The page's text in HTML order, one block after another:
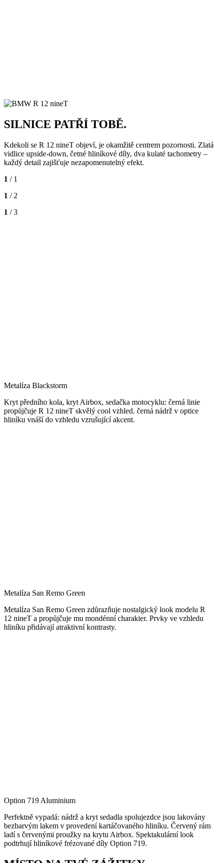
SILNICE PATŘÍ TOBĚ.
Kdekoli se R 12 nineT objeví, je okamžitě centrem pozornosti. Zlatá
vidlice upside-down, četné hliníkové díly, dva kulaté tachometry –
každý detail zajišťuje nezapomenutelný efekt.
1 / 1
1 / 2
1 / 3
Metalíza Blackstorm
Kryt předního kola, kryt Airbox, sedačka motocyklu: černá linie
propůjčuje R 12 nineT skvělý cool vzhled. černá nádrž v optice
hliníku vnáší do vzhledu vzrušující akcent.
Metalíza San Remo Green
Metalíza San Remo Green zdůrazňuje nostalgický look modelu R
12 nineT a propůjčuje mu mondénní charakter. Prvky ve vzhledu
hliníku přidávají atraktivní kontrasty.
Option 719 Aluminium
Perfektně vypadá: nádrž a kryt sedadla spolujezdce jsou lakovány
bezbarvým lakem v provedení kartáčovaného hliníku. Červený rám
ladí s červenými proužky na krytu Airbox. Spektakulární look
podtrhují hliníkové frézované díly Option 719.